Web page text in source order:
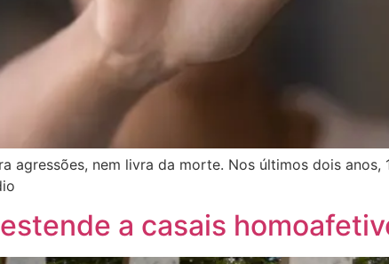
agressões, nem livra da morte. Nos últimos dois anos,
a casais